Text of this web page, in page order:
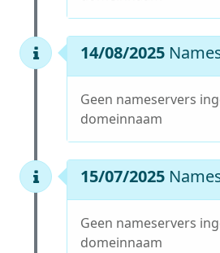
14/08/2025
Geen nameservers
domeinnaam
15/07/2025
Geen nameservers
domeinnaam